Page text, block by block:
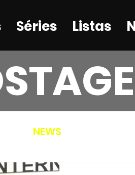
Séries Listas
NEWS